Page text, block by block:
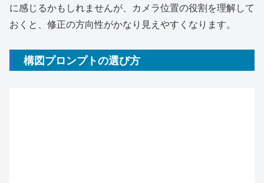
に感じるかもしれませんが、カメラ位置の役割を理解して
おくと、修正の方向性がかなり見えやすくなります。
構図プロンプトの選び方